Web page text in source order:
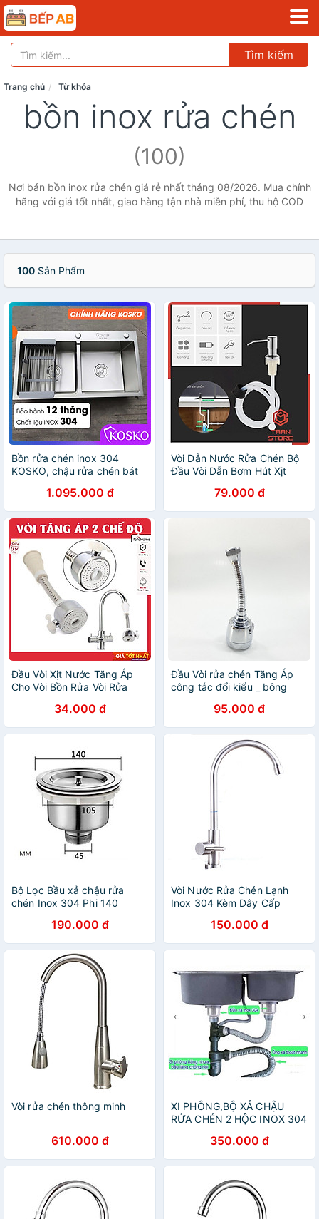
Tìm kiếm
Trang chủ Từ khóa
bồn inox rửa chén
(100)
Nơi bán bồn inox rửa chén giá rẻ nhất tháng 08/2026. Mua chính
hãng với giá tốt nhất, giao hàng tận nhà miễn phí, thu hộ COD
100 Sản Phẩm
Bồn rửa chén inox 304
KOSKO, chậu rửa chén bát
nhiều loại vòi nước rửa chén
1.095.000 đ
Vòi Dẫn Nước Rửa Chén Bộ
Đầu Vòi Dẫn Bơm Hút Xịt
Bát Gắn Bồn Rửa Bát
79.000 đ
Đầu Vòi Xịt Nước Tăng Áp
Cho Vòi Bồn Rửa Vòi Rửa
Tăng Áp Xoay 360 Độ Điều
Chỉnh Thoải Mái
34.000 đ
Đầu Vòi rửa chén Tăng Áp
công tắc đổi kiểu _ bông
vòi rửa bát tăng áp lực nước
2 chế độ phun_đầu tăng áp
rửa chén bát nhựa ABS si
inox cao cấp_ đầu vòi rửa
chén tăng áp_ vòi rửa chén
95.000 đ
Bộ Lọc Bầu xả chậu rửa
chén Inox 304 Phi 140
190.000 đ
Vòi Nước Rửa Chén Lạnh
Inox 304 Kèm Dây Cấp
150.000 đ
Vòi rửa chén thông minh
610.000 đ
XI PHÔNG,BỘ XẢ CHẬU
RỬA CHÉN 2 HỘC INOX 304
350.000 đ